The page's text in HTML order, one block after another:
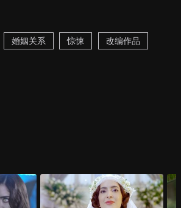
婚姻关系 惊悚 改编作品